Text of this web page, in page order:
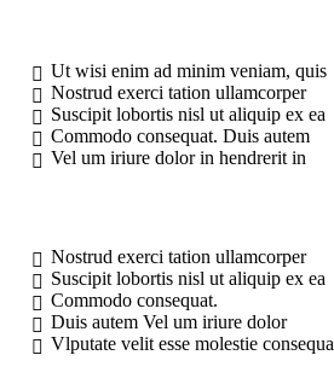
Ut wisi enim ad minim veniam, quis
Nostrud exerci tation ullamcorper
Suscipit lobortis nisl ut aliquip ex ea
Commodo consequat. Duis autem
Vel um iriure dolor in hendrerit in
Nostrud exerci tation ullamcorper
Suscipit lobortis nisl ut aliquip ex ea
Commodo consequat.
Duis autem Vel um iriure dolor
Vlputate velit esse molestie consequa